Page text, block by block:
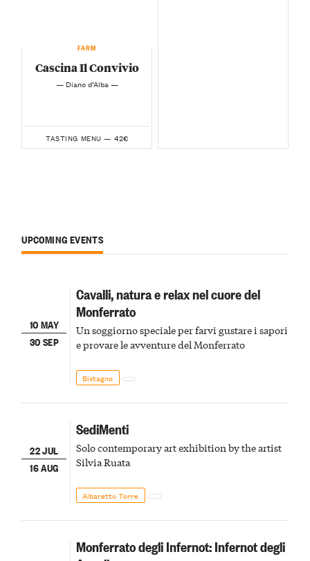
FARM
Cascina Il Convivio
— Diano d’Alba —
TASTING MENU — 42€
UPCOMING EVENTS
10 MAY
30 SEP
Cavalli, natura e relax nel cuore del
Monferrato
Un soggiorno speciale per farvi gustare i sapori
e provare le avventure del Monferrato
Bistagno
22 JUL
16 AUG
SediMenti
Solo contemporary art exhibition by the artist
Silvia Ruata
Albaretto Torre
Monferrato degli Infernot: Infernot degli